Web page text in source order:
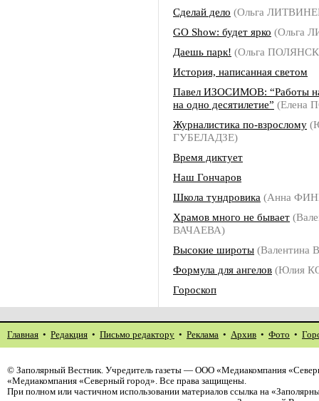
Сделай дело (Ольга
GO Show: будет ярко (Ольга
Даешь парк! (Ольга
История, написанная светом
Павел ИЗОСИМОВ: “Работы
на одно десятилетие” (Елена
Журналистика по-взрослому
ГУБЕЛАДЗЕ)
Время диктует
Наш Гончаров
Школа тундровика (Анна
Храмов много не бывает
ВАЧАЕВА)
Высокие широты (Валентина
Формула для ангелов (Юлия
Гороскоп
Главная • Редакция • Письмо редактору • Реклама • Архив • Фото •
© Заполярный Вестник. Учредитель газеты — ООО «Медиакомпания
«Медиакомпания «Северный город». Все права защищены.
При полном или частичном использовании материалов ссылка на